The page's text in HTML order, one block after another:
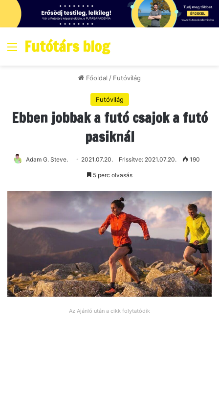
Menő
Futótárs blog
Főoldal / Futóvilág
Futóvilág
Ebben jobbak a futó csajok a futó
pasiknál
Adam G. Steve. 2021.07.20. Frissítve: 2021.07.20. 190
5 perc olvasás
Az Ajánló után a cikk folytatódik